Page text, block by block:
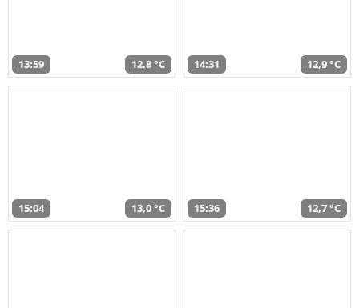
13:59 12,8 °C 14:31 12,9 °C
15:04 13,0 °C 15:36 12,7 °C